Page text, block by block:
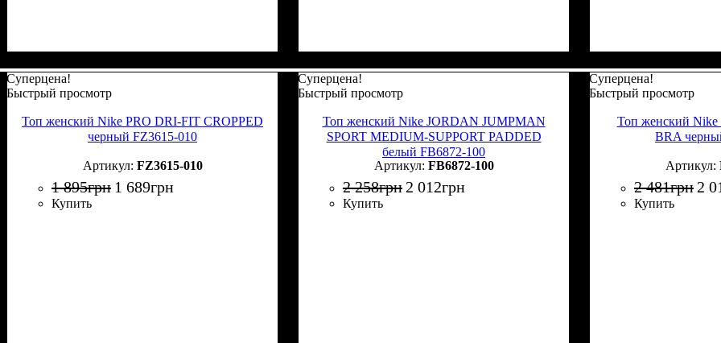
Суперцена!
Быстрый просмотр
Топ женский Nike PRO DRI-FIT CROPPED
черный FZ3615-010
FZ3615-010
1 895грн 1 689грн
Купить
Суперцена!
Быстрый просмотр
Топ женский Nike JORDAN JUMPMAN
SPORT MEDIUM-SUPPORT PADDED
белый FB6872-100
FB6872-100
2 258грн 2 012грн
Купить
Суперцена!
Быстрый просмотр
Топ женский
BRA
2 481грн 2
Купить